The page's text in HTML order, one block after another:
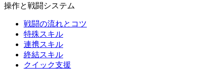
操作と戦闘システム
戦闘の流れとコツ
特殊スキル
連携スキル
終結スキル
クイック支援